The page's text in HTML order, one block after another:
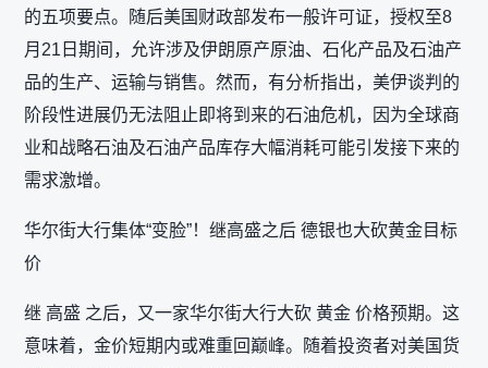
的五项要点。随后美国财政部发布一般许可证，授权至8
月21日期间，允许涉及伊朗原产原油、石化产品及石油产
品的生产、运输与销售。然而，有分析指出，美伊谈判的
阶段性进展仍无法阻止即将到来的石油危机，因为全球商
业和战略石油及石油产品库存大幅消耗可能引发接下来的
需求激增。
华尔街大行集体“变脸”！继高盛之后 德银也大砍黄金目标
价
继 高盛 之后，又一家华尔街大行大砍 黄金 价格预期。这
意味着，金价短期内或难重回巅峰。随着投资者对美国货